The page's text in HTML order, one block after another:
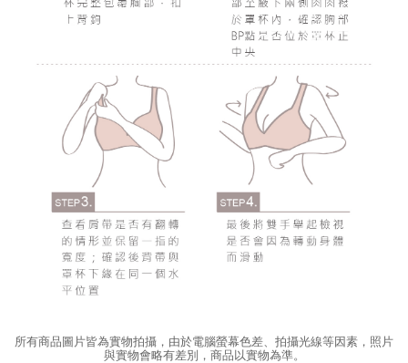
所有商品圖片皆為實物拍攝，由於電腦螢幕色差、拍攝光線等因素，照片
與實物會略有差別，商品以實物為準。